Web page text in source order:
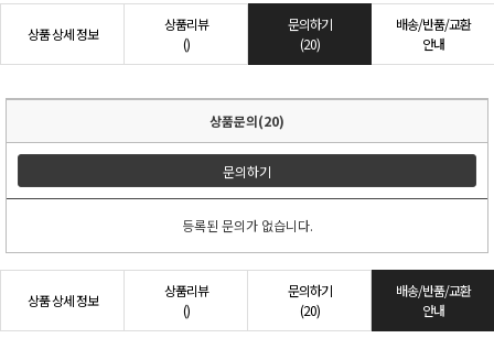
상품 상세 정보
상품리뷰
()
문의하기
(20)
배송/반품/교환
안내
상품문의(20)
문의하기
등록된 문의가 없습니다.
상품 상세 정보
상품리뷰
()
문의하기
(20)
배송/반품/교환
안내